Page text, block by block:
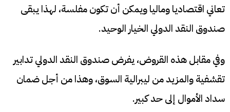
تعاني اقتصاديا وماليا ويمكن أن تكون مفلسة، لهذا يبقى
صندوق النقد الدولي الخيار الوحيد.
وفي مقابل هذه القروض، يفرض صندوق النقد الدولي تدابير
تقشفية والمزيد من ليبرالية السوق، وهذا من أجل ضمان
سداد الأموال إلى حد كبير.